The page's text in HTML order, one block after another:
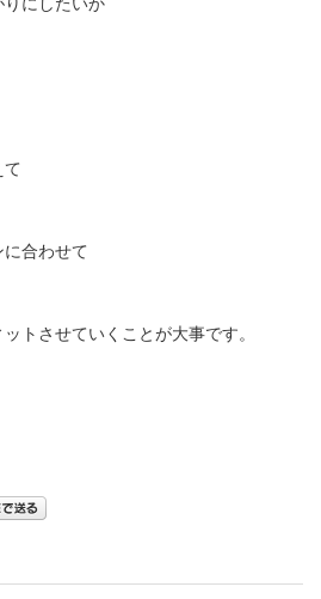
合わせて
トさせていくことが大事です。